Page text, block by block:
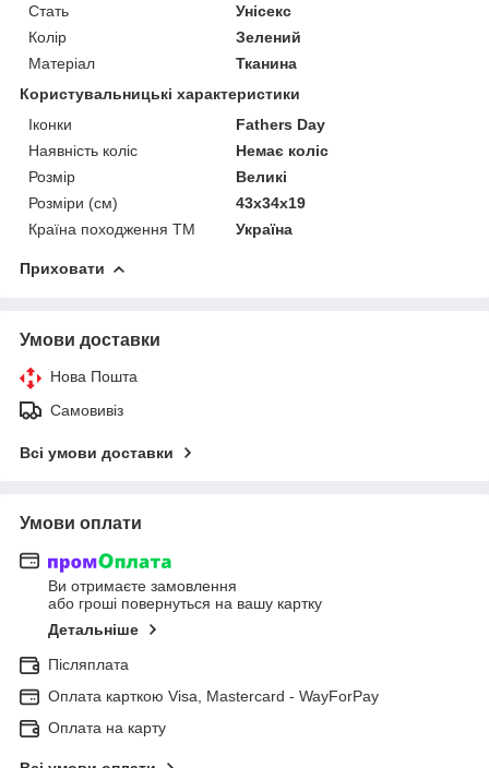
Стать
Унісекс
Колір
Зелений
Матеріал
Тканина
Користувальницькі характеристики
Іконки
Fathers Day
Наявність коліс
Немає коліс
Розмір
Великі
Розміри (см)
43х34х19
Країна походження ТМ
Україна
Приховати
Умови доставки
Нова Пошта
Самовивіз
Всі умови доставки
Умови оплати
Ви отримаєте замовлення
або гроші повернуться на вашу картку
Детальніше
Післяплата
Оплата карткою Visa, Mastercard - WayForPay
Оплата на карту